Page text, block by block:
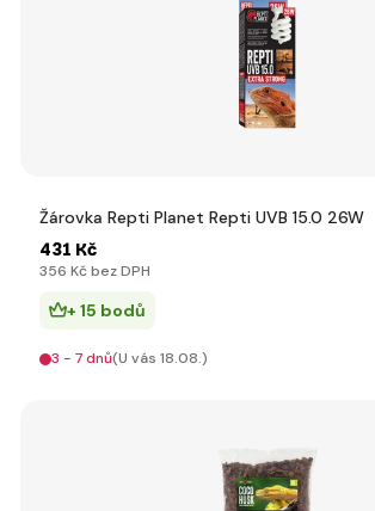
Žárovka Repti Planet Repti UVB 15.0 26W
431 Kč
356 Kč bez DPH
+ 15 bodů
3 - 7 dnů(U vás 18.08.)